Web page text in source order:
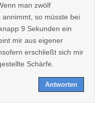
man zwölf
so müsste bei
9 Sekunden ein
mir aus eigener
erschließt sich mir
Schärfe.
Antworten